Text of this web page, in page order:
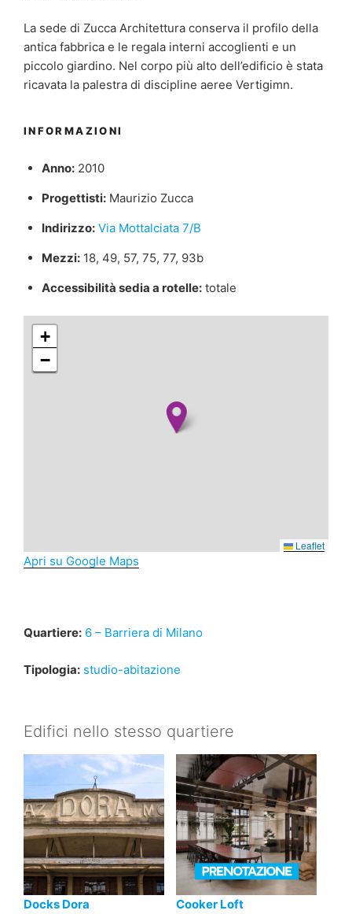
La sede di Zucca Architettura conserva il profilo della
antica fabbrica e le regala interni accoglienti e un
piccolo giardino. Nel corpo più alto dell’edificio è stata
ricavata la palestra di discipline aeree Vertigimn.
INFORMAZIONI
Anno:2010
Progettisti:Maurizio Zucca
Indirizzo: Via Mottalciata 7/B
Mezzi:18, 49, 57, 75, 77, 93b
Accessibilità sedia a rotelle:totale
+
−
Leaflet
Apri su Google Maps
Quartiere: 6 – Barriera di Milano
Tipologia: studio-abitazione
Edifici nello stesso quartiere
Docks Dora Cooker Loft